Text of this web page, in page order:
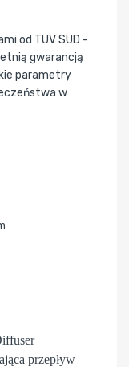
od TUV SUD -
gwarancją
parametry
w
przepływ